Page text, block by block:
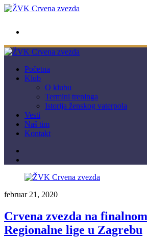
Početna
Klub
O klubu
Termini treninga
Istorija ženskog vaterpola
Vesti
Naš tim
Kontakt
februar 21, 2020
Crvena zvezda na
Regionalne lige u Zagrebu